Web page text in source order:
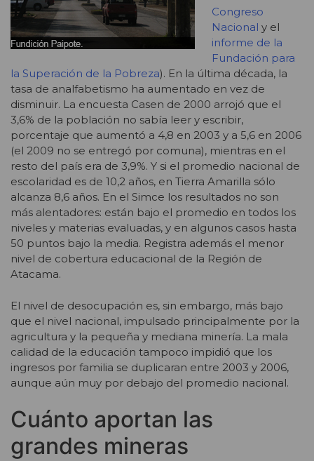
Congreso
Nacional y el
informe de la
Fundación para
la Superación de la Pobreza). En la última década, la
tasa de analfabetismo ha aumentado en vez de
disminuir. La encuesta Casen de 2000 arrojó que el
3,6% de la población no sabía leer y escribir,
porcentaje que aumentó a 4,8 en 2003 y a 5,6 en 2006
(el 2009 no se entregó por comuna), mientras en el
resto del país era de 3,9%. Y si el promedio nacional de
escolaridad es de 10,2 años, en Tierra Amarilla sólo
alcanza 8,6 años. En el Simce los resultados no son
más alentadores: están bajo el promedio en todos los
niveles y materias evaluadas, y en algunos casos hasta
50 puntos bajo la media. Registra además el menor
nivel de cobertura educacional de la Región de
Atacama.
El nivel de desocupación es, sin embargo, más bajo
que el nivel nacional, impulsado principalmente por la
agricultura y la pequeña y mediana minería. La mala
calidad de la educación tampoco impidió que los
ingresos por familia se duplicaran entre 2003 y 2006,
aunque aún muy por debajo del promedio nacional.
Cuánto aportan las
grandes mineras